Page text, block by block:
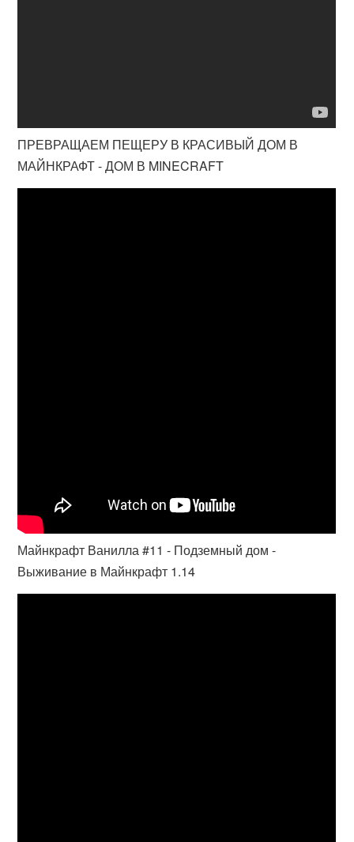
ПРЕВРАЩАЕМ ПЕЩЕРУ В КРАСИВЫЙ ДОМ В
МАЙНКРАФТ - ДОМ В MINECRAFT
Майнкрафт Ванилла #11 - Подземный дом -
Выживание в Майнкрафт 1.14